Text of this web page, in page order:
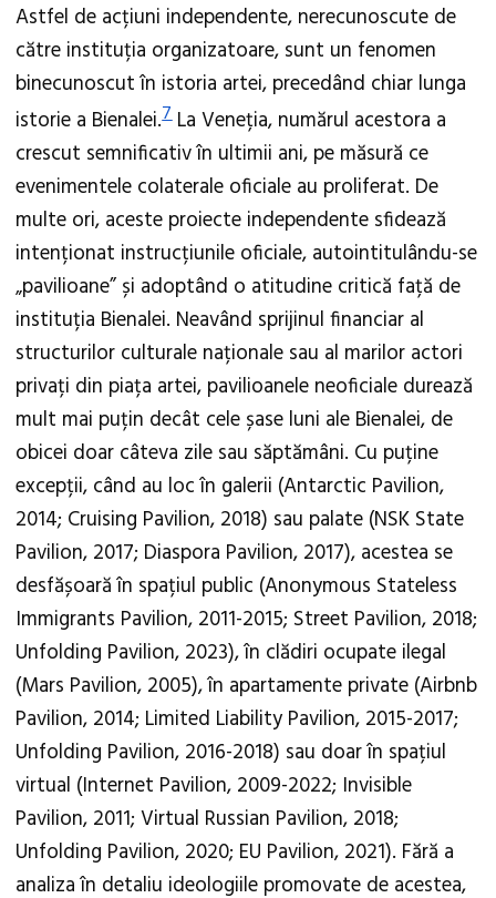
Astfel de acțiuni independente, nerecunoscute de
către instituția organizatoare, sunt un fenomen
binecunoscut în istoria artei, precedând chiar lunga
istorie a Bienalei.7La Veneția, numărul acestora a
crescut semnificativ în ultimii ani, pe măsură ce
evenimentele colaterale oficiale au proliferat. De
multe ori, aceste proiecte independente sfidează
intenționat instrucțiunile oficiale, autointitulându-se
„pavilioane” și adoptând o atitudine critică față de
instituția Bienalei. Neavând sprijinul financiar al
structurilor culturale naționale sau al marilor actori
privați din piața artei, pavilioanele neoficiale durează
mult mai puțin decât cele șase luni ale Bienalei, de
obicei doar câteva zile sau săptămâni. Cu puține
excepții, când au loc în galerii (Antarctic Pavilion,
2014; Cruising Pavilion, 2018) sau palate (NSK State
Pavilion, 2017; Diaspora Pavilion, 2017), acestea se
desfășoară în spațiul public (Anonymous Stateless
Immigrants Pavilion, 2011-2015; Street Pavilion, 2018;
Unfolding Pavilion, 2023), în clădiri ocupate ilegal
(Mars Pavilion, 2005), în apartamente private (Airbnb
Pavilion, 2014; Limited Liability Pavilion, 2015-2017;
Unfolding Pavilion, 2016-2018) sau doar în spațiul
virtual (Internet Pavilion, 2009-2022; Invisible
Pavilion, 2011; Virtual Russian Pavilion, 2018;
Unfolding Pavilion, 2020; EU Pavilion, 2021). Fără a
analiza în detaliu ideologiile promovate de acestea,